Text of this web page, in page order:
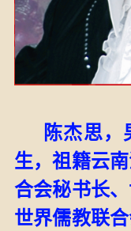
陈杰思，
生，祖籍云
合会秘书长、
世界儒教联合